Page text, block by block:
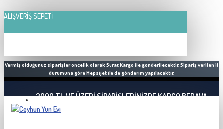
ALIŞVERIŞ SEPETI
Vermiş olduğunuz siparişler öncelik olarak Sürat Kargo ile gönderilecektir. Sipariş verilen il
durumuna göre Hepsijet ile de gönderim yapılacaktır.
2000 TL VE ÜZERI SIPARIŞLERINIZDE KARGO BEDAVA